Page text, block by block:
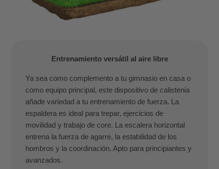
Entrenamiento versátil al aire libre
Ya sea como complemento a tu gimnasio en casa o
como equipo principal, este dispositivo de calistenia
añade variedad a tu entrenamiento de fuerza. La
espaldera es ideal para trepar, ejercicios de
movilidad y trabajo de core. La escalera horizontal
entrena la fuerza de agarre, la estabilidad de los
hombros y la coordinación. Apto para principiantes y
avanzados.